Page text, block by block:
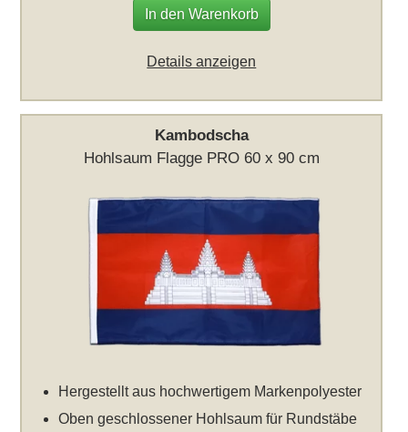
In den Warenkorb
Details anzeigen
Kambodscha
Hohlsaum Flagge PRO 60 x 90 cm
Hergestellt aus hochwertigem Markenpolyester
Oben geschlossener Hohlsaum für Rundstäbe